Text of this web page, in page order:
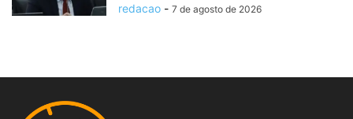
redacao - 7 de agosto de 2026